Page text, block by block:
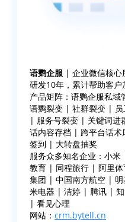
语鹦企服 | 企业微信核心
研发10年，累计帮助客户
产品矩阵：语鹦企服私
语鹦裂变 | 社群裂变 |
| 服务号裂变 | 关键词
话内容存档 | 跨平台话
签到 | 大转盘抽奖
服务众多知名企业：小
教育 | 同程旅行 | 阿里
集团 | 中国南方航空 |
米电器 | 洁婷 | 腾讯 |
| 看见心理
网站： crm.bytell.cn